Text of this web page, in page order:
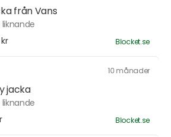
från Vans
liknande
Blocket.se
10 månader
jacka
liknande
Blocket.se